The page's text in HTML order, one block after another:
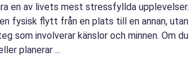
en av livets mest stressfyllda upplevelser.
fysisk flytt från en plats till en annan, utan
som involverar känslor och minnen. Om du
planerar ...